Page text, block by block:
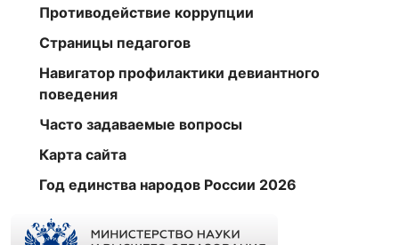
Противодействие коррупции
Страницы педагогов
Навигатор профилактики девиантного
поведения
Часто задаваемые вопросы
Карта сайта
Год единства народов России 2026